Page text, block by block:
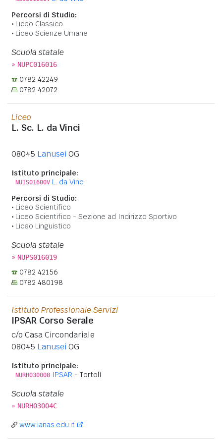
Percorsi di Studio:
Liceo Classico
Liceo Scienze Umane
Scuola statale
» NUPC016016
0782 42249
0782 42072
Liceo
L. Sc. L. da Vinci
08045 Lanusei OG
Istituto principale:
NUIS01600V L. da Vinci
Percorsi di Studio:
Liceo Scientifico
Liceo Scientifico - Sezione ad Indirizzo Sportivo
Liceo Linguistico
Scuola statale
» NUPS016019
0782 42156
0782 480198
Istituto Professionale Servizi
IPSAR Corso Serale
c/o Casa Circondariale
08045 Lanusei OG
Istituto principale:
NURH030008 IPSAR - Tortolì
Scuola statale
» NURH03004C
www.ianas.edu.it